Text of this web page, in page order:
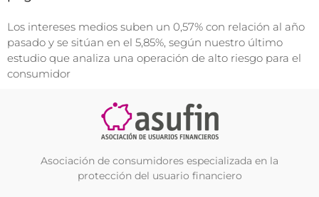
Los intereses medios suben un 0,57% con relación al año
pasado y se sitúan en el 5,85%, según nuestro último
estudio que analiza una operación de alto riesgo para el
consumidor
Asociación de consumidores especializada en la
protección del usuario financiero